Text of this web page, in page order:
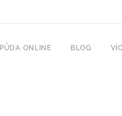
PŮDA ONLINE BLOG